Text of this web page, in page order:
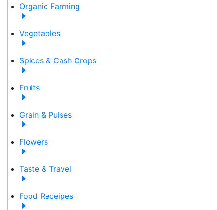
Organic Farming
Vegetables
Spices & Cash Crops
Fruits
Grain & Pulses
Flowers
Taste & Travel
Food Receipes